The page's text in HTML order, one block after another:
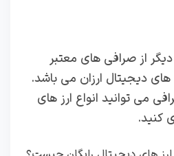
از صرافی های معتبر
دیجیتال ارزان می باشد.
می توانید انواع ارز های
کنید.